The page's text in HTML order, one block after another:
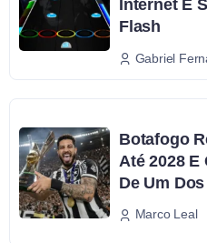
Internet E
Flash
Gabriel
Botafogo
Até 2028 E
De Um
Marco Leal